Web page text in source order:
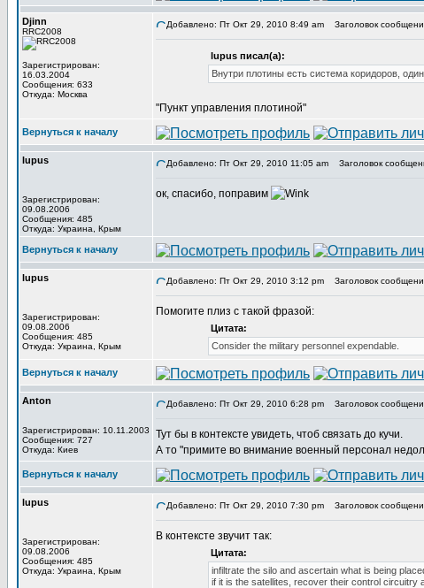
Djinn
RRC2008
Зарегистрирован:
16.03.2004
Сообщения: 633
Откуда: Москва
Добавлено: Пт Окт 29, 2010 8:49 am Заголовок
lupus писал(а):
Внутри плотины есть система коридоров,
"Пункт управления плотиной"
Вернуться к началу
lupus
Зарегистрирован:
09.08.2006
Сообщения: 485
Откуда: Украина, Крым
Добавлено: Пт Окт 29, 2010 11:05 am Заголовок
ок, спасибо, поправим
Вернуться к началу
lupus
Зарегистрирован:
09.08.2006
Сообщения: 485
Откуда: Украина, Крым
Добавлено: Пт Окт 29, 2010 3:12 pm Заголовок
Помогите плиз с такой фразой:
Цитата:
Consider the military personnel expendable.
Вернуться к началу
Anton
Зарегистрирован: 10.11.2003
Сообщения: 727
Откуда: Киев
Добавлено: Пт Окт 29, 2010 6:28 pm Заголовок
Тут бы в контексте увидеть, чтоб связать до кучи.
А то "примите во внимание военный персонал
Вернуться к началу
lupus
Зарегистрирован:
09.08.2006
Сообщения: 485
Откуда: Украина, Крым
Добавлено: Пт Окт 29, 2010 7:30 pm Заголовок
В контексте звучит так:
Цитата:
infiltrate the silo and ascertain what is being
if it is the satellites, recover their control circuitry